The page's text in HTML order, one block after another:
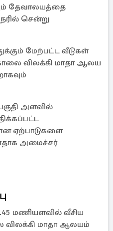
தேவாலயத்தை
சென்று
மேற்பட்ட வீடுகள்
விலக்கி மாதா ஆலய
அளவில்
ஏற்பாடுகளை
அமைச்சர்
மணியளவில் வீசிய
மாதா ஆலயம்